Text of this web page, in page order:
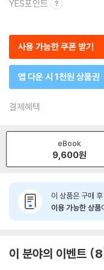
YES포인트
사용 가능한 쿠폰 받기
앱 다운 시 1천원 상품권
결제혜택
eBook
9,600원
이 상품은 구매
이용 가능한 상품
이 분야의 이벤트 8